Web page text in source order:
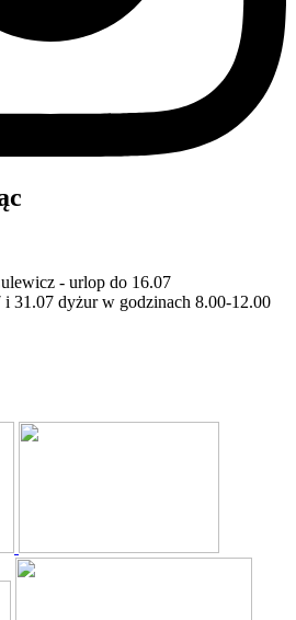
- urlop do 16.07
i 31.07 dyżur w godzinach 8.00-12.00